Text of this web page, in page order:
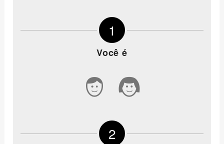
1
Você é
2